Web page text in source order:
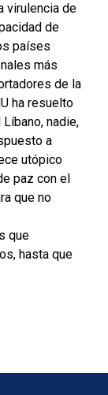
virulencia de
de
países
más
de la
ha resuelto
nadie,
a
utópico
paz con el
que no
que
hasta que